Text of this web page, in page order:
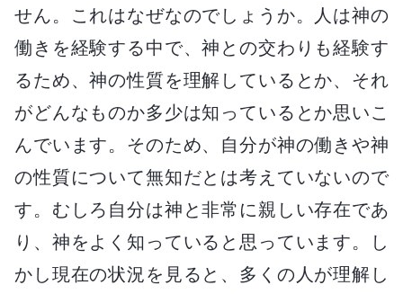
せん。これはなぜなのでしょうか。人は神の
働きを経験する中で、神との交わりも経験す
るため、神の性質を理解しているとか、それ
がどんなものか多少は知っているとか思いこ
んでいます。そのため、自分が神の働きや神
の性質について無知だとは考えていないので
す。むしろ自分は神と非常に親しい存在であ
り、神をよく知っていると思っています。し
かし現在の状況を見ると、多くの人が理解し